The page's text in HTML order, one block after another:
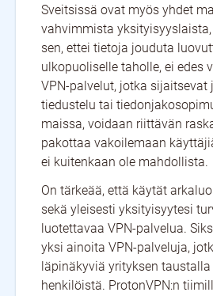
Sveitsissä ovat myös yhdet
vahvimmista
sen, ettei tietoja jouduta
ulkopuoliselle taholle, ei edes
VPN-palvelut, jotka sijaitsevat
tiedustelu tai
maissa, voidaan riittävän
pakottaa vakoilemaan
ei kuitenkaan ole mahdollista.
On tärkeää, että käytät
sekä yleisesti yksityisyytesi
luotettavaa VPN-palvelua.
yksi ainoita VPN-palveluja,
läpinäkyviä yrityksen
henkilöistä. ProtonVPN:n